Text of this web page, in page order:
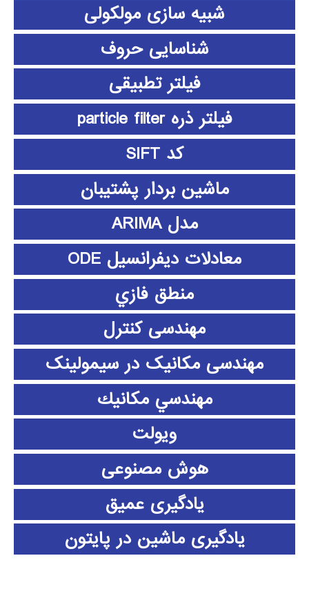
شبیه سازی مولکولی
شناسایی حروف
فیلتر تطبیقی
فیلتر ذره particle filter
کد SIFT
ماشین بردار پشتیبان
مدل ARIMA
معادلات دیفرانسیل ODE
منطق فازي
مهندسی کنترل
مهندسی مکانیک در سیمولینک
مهندسي مكانيك
ویولت
هوش مصنوعی
یادگیری عمیق
یادگیری ماشین در پایتون